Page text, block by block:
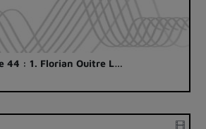
44 : 1. Florian Ouitre L…